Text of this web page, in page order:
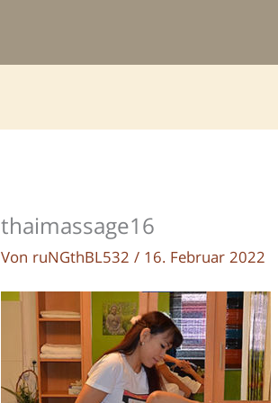
thaimassage16
Von ruNGthBL532/ 16. Februar 2022